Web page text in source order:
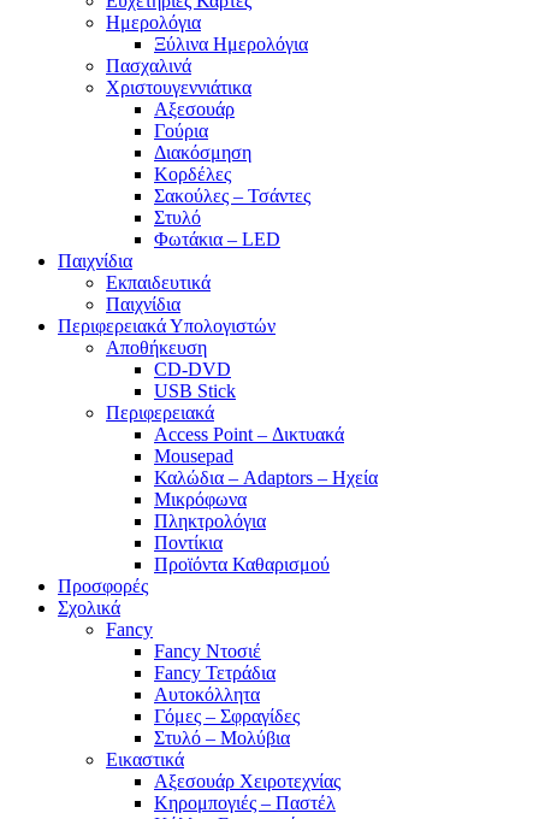
Ημερολόγια
Ξύλινα Ημερολόγια
Πασχαλινά
Χριστουγεννιάτικα
Αξεσουάρ
Γούρια
Διακόσμηση
Κορδέλες
Σακούλες – Τσάντες
Στυλό
Φωτάκια – LED
Παιχνίδια
Εκπαιδευτικά
Παιχνίδια
Περιφερειακά Υπολογιστών
Αποθήκευση
CD-DVD
USB Stick
Περιφερειακά
Access Point – Δικτυακά
Mousepad
Καλώδια – Adaptors – Ηχεία
Μικρόφωνα
Πληκτρολόγια
Ποντίκια
Προϊόντα Καθαρισμού
Προσφορές
Σχολικά
Fancy
Fancy Ντοσιέ
Fancy Τετράδια
Αυτοκόλλητα
Γόμες – Σφραγίδες
Στυλό – Μολύβια
Εικαστικά
Αξεσουάρ Χειροτεχνίας
Κηρομπογιές – Παστέλ